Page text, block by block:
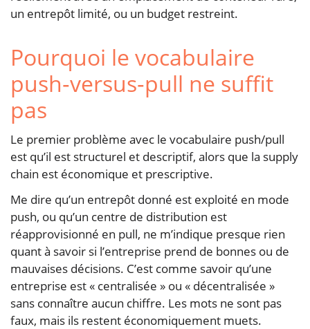
un entrepôt limité, ou un budget restreint.
Pourquoi le vocabulaire
push‑versus‑pull ne suffit
pas
Le premier problème avec le vocabulaire push/pull
est qu’il est structurel et descriptif, alors que la supply
chain est économique et prescriptive.
Me dire qu’un entrepôt donné est exploité en mode
push, ou qu’un centre de distribution est
réapprovisionné en pull, ne m’indique presque rien
quant à savoir si l’entreprise prend de bonnes ou de
mauvaises décisions. C’est comme savoir qu’une
entreprise est « centralisée » ou « décentralisée »
sans connaître aucun chiffre. Les mots ne sont pas
faux, mais ils restent économiquement muets.